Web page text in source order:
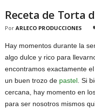
Receta de Torta
Por ARLECO PRODUCCIONES
Hay momentos durante la
algo dulce y rico para
encontramos exactamente el
un buen trozo de pastel . Si
cercana, hay momento en
para ser nosotros mismos